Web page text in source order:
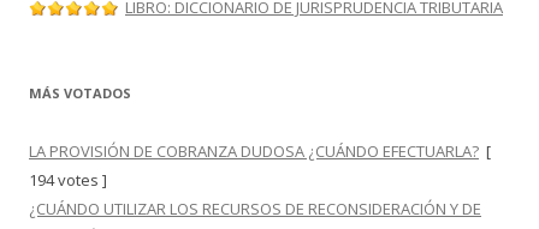
LIBRO: DICCIONARIO DE JURISPRUDENCIA TRIBUTARIA
MÁS VOTADOS
LA PROVISIÓN DE COBRANZA DUDOSA ¿CUÁNDO EFECTUARLA? [
194 votes ]
¿CUÁNDO UTILIZAR LOS RECURSOS DE RECONSIDERACIÓN Y DE